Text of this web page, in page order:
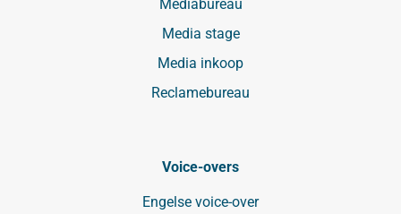
Mediabureau
Media stage
Media inkoop
Reclamebureau
Voice-overs
Engelse voice-over